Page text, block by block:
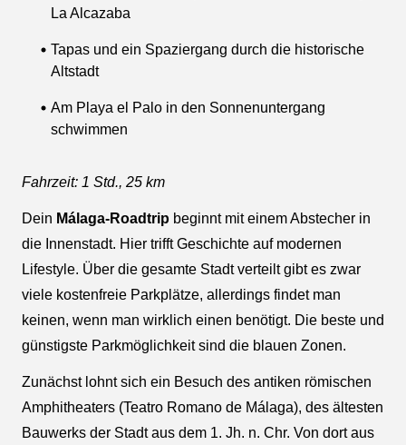
La Alcazaba
Tapas und ein Spaziergang durch die historische
Altstadt
Am Playa el Palo in den Sonnenuntergang
schwimmen
Fahrzeit: 1 Std., 25 km
Dein Málaga-Roadtrip beginnt mit einem Abstecher in
die Innenstadt. Hier trifft Geschichte auf modernen
Lifestyle. Über die gesamte Stadt verteilt gibt es zwar
viele kostenfreie Parkplätze, allerdings findet man
keinen, wenn man wirklich einen benötigt. Die beste und
günstigste Parkmöglichkeit sind die blauen Zonen.
Zunächst lohnt sich ein Besuch des antiken römischen
Amphitheaters (Teatro Romano de Málaga), des ältesten
Bauwerks der Stadt aus dem 1. Jh. n. Chr. Von dort aus